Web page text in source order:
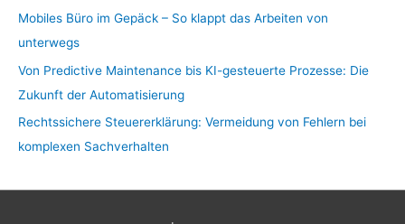
Mobiles Büro im Gepäck – So klappt das Arbeiten von
unterwegs
Von Predictive Maintenance bis KI-gesteuerte Prozesse: Die
Zukunft der Automatisierung
Rechtssichere Steuererklärung: Vermeidung von Fehlern bei
komplexen Sachverhalten